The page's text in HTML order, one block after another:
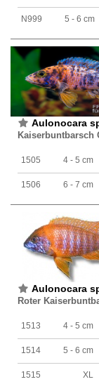
N999 5 - 6 cm
Aulonocara
Kaiserbuntbarsch
1505 4 - 5 cm
1506 6 - 7 cm
Aulonocara
Roter
1513 4 - 5 cm
1514 5 - 6 cm
1515 XL